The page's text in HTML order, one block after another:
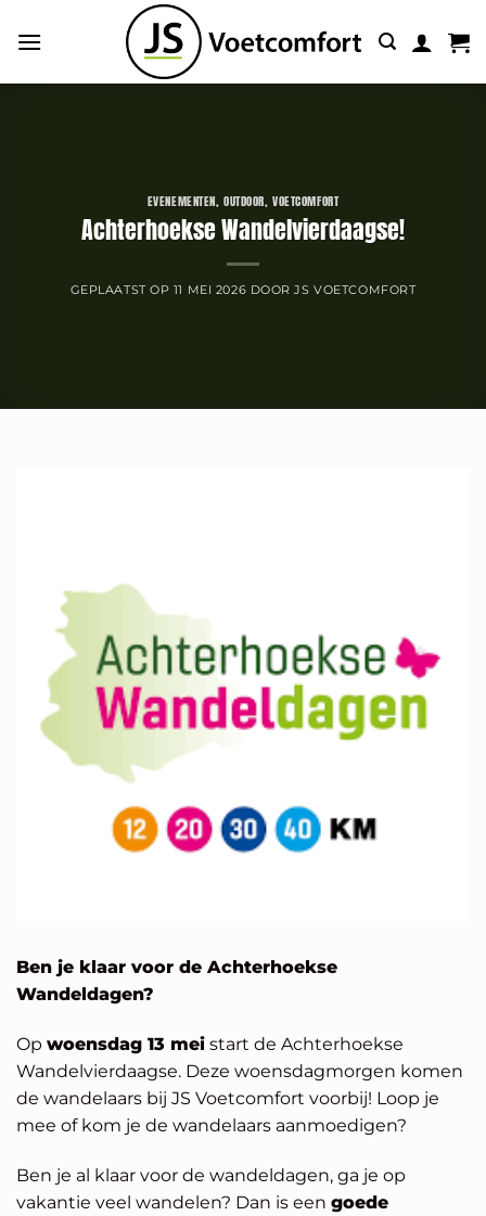
naar
EVENEMENTEN,OUTDOOR,VOETCOMFORT
Achterhoekse Wandelvierdaagse!
GEPLAATST OP 11 MEI 2026 DOORJS VOETCOMFORT
Ben je klaar voor de Achterhoekse
Wandeldagen?
Op woensdag 13 mei start de Achterhoekse
Wandelvierdaagse. Deze woensdagmorgen komen
de wandelaars bij JS Voetcomfort voorbij! Loop je
mee of kom je de wandelaars aanmoedigen?
Ben je al klaar voor de wandeldagen, ga je op
vakantie veel wandelen? Dan is een goede